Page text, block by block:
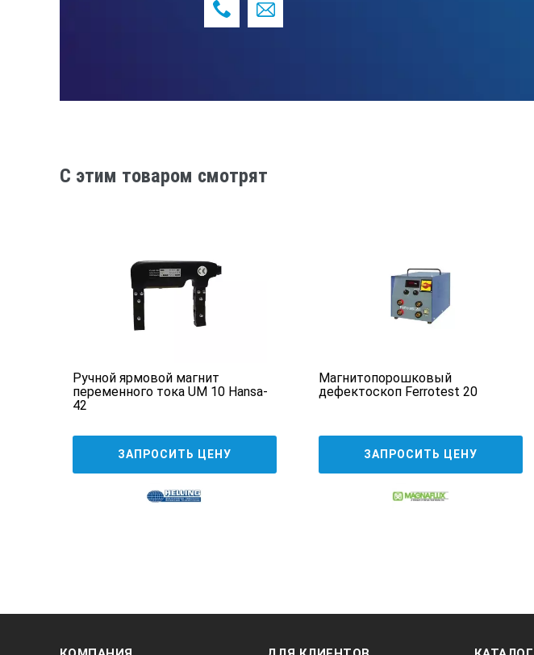
C этим товаром смотрят
Ручной ярмовой магнит
переменного тока UM 10 Hansa-
42
ЗАПРОСИТЬ ЦЕНУ
Магнитопорошковый
дефектоскоп Ferrotest 20
ЗАПРОСИТЬ ЦЕНУ